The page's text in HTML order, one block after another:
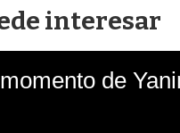
interesar